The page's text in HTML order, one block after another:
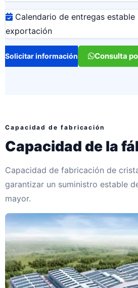
Calendario de entregas
exportación
Solicitar información Consulta
Capacidad de fabricación
Capacidad de la
Capacidad de fabricación de
garantizar un suministro estable
mayor.